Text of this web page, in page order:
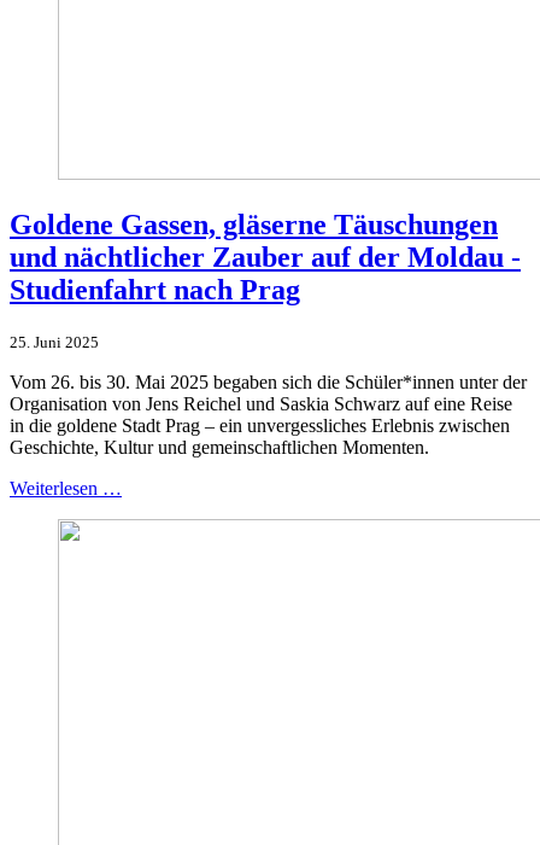
Goldene Gassen, gläserne Täuschungen
und nächtlicher Zauber auf der Moldau -
Studienfahrt nach Prag
25. Juni 2025
Vom 26. bis 30. Mai 2025 begaben sich die Schüler*innen unter der
Organisation von Jens Reichel und Saskia Schwarz auf eine Reise
in die goldene Stadt Prag – ein unvergessliches Erlebnis zwischen
Geschichte, Kultur und gemeinschaftlichen Momenten.
Weiterlesen …